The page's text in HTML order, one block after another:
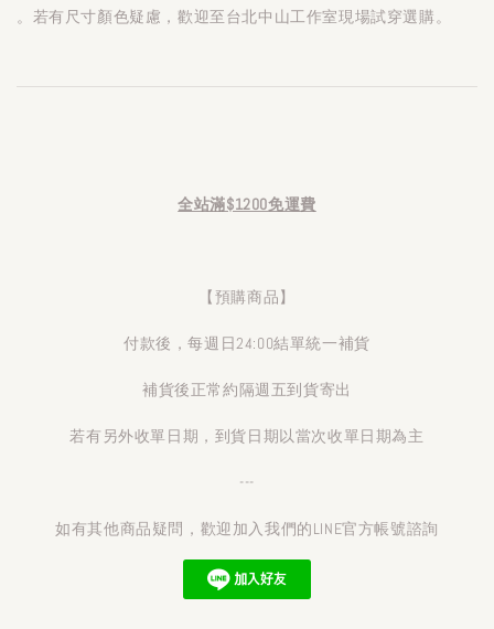
。若有尺寸顏色疑慮，歡迎至台北中山工作室現場試穿選購。
全站滿$1200免運費
【預購商品】
付款後，每週日24:00結單統一補貨
補貨後正常約隔週五到貨寄出
若有另外收單日期，到貨日期以當次收單日期為主
---
如有其他商品疑問，歡迎加入我們的LINE官方帳號諮詢